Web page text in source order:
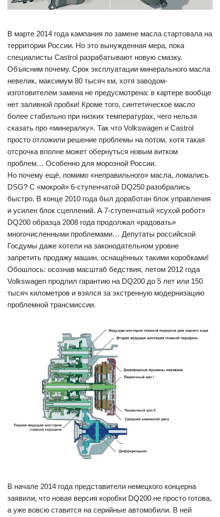
В марте 2014 года кампания по замене масла стартовала на
территории России. Но это вынужденная мера, пока
специалисты Castrol разрабатывают новую смазку.
Объясним почему. Срок эксплуатации минерального масла
невелик, максимум 80 тысяч км, хотя заводом-
изготовителем замена не предусмотрена: в картере вообще
нет заливной пробки! Кроме того, синтетическое масло
более стабильно при низких температурах, чего нельзя
сказать про «минералку». Так что Volkswagen и Castrol
просто отложили решение проблемы на потом, хотя такая
отсрочка вполне может обернуться новым витком
проблем… Особенно для морозной России.
Но почему ещё, помимо «неправильного» масла, ломались
DSG? С «мокрой» 6-ступенчатой DQ250 разобрались
быстро. В конце 2010 года был доработан блок управления
и усилен блок сцеплений. А 7-ступенчатый «сухой робот»
DQ200 образца 2008 года продолжал «радовать»
многочисленными проблемами… Депутаты российской
Госдумы даже хотели на законодательном уровне
запретить продажу машин, оснащённых такими коробками!
Обошлось: осознав масштаб бедствия, летом 2012 года
Volkswagen продлил гарантию на DQ200 до 5 лет или 150
тысяч километров и взялся за экстренную модернизацию
проблемной трансмиссии.
В начале 2014 года представители немецкого концерна
заявили, что новая версия коробки DQ200 не просто готова,
а уже вовсю ставится на серийные автомобили. В ней